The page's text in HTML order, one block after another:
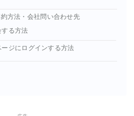
方法・会社問い合わせ先
する方法
ジにログインする方法